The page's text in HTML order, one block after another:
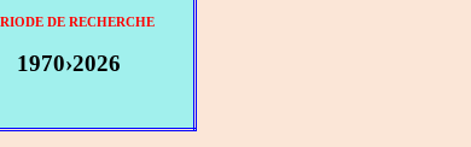
DE RECHERCHE
1970›2026